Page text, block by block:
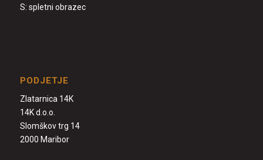
S: spletni obrazec
PODJETJE
Zlatarnica 14K
14K d.o.o.
Slomškov trg 14
2000 Maribor